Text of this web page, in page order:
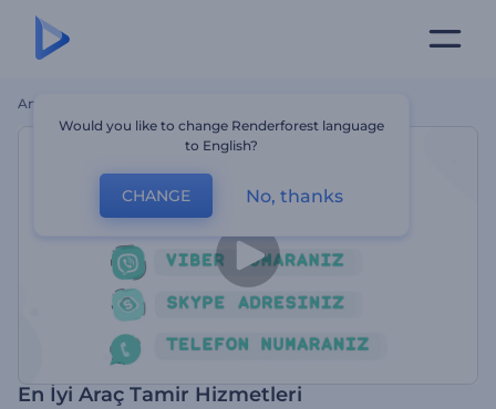
Ana Sayfa
En İyi Araç Tamir Hizmetleri
Would you like to change Renderforest language
to English?
CHANGE No, thanks